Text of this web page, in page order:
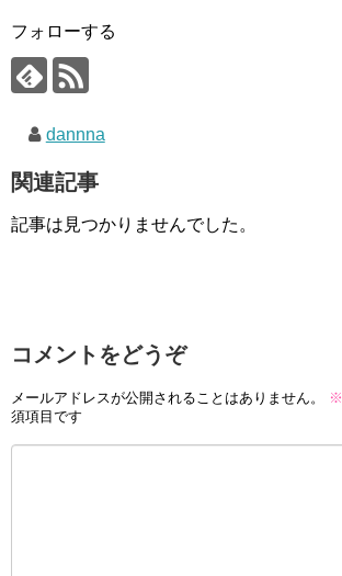
フォローする
dannna
関連記事
記事は見つかりませんでした。
コメントをどうぞ
メールアドレスが公開されることはありません。 ※
須項目です